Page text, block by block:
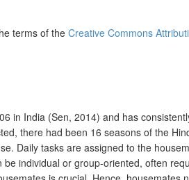
terms of the Creative Commons
in India (Sen, 2014) and has
there had been 16 seasons of the
Daily tasks are assigned to the
individual or group-oriented, often